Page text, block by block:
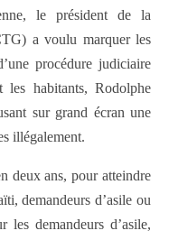
le président de la
a voulu marquer les
procédure judiciaire
habitants, Rodolphe
sur grand écran une
illégalement.
deux ans, pour atteindre
demandeurs d’asile ou
demandeurs d’asile,